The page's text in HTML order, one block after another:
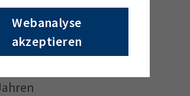
Webanalyse
akzeptieren
Krömer.
die